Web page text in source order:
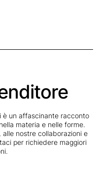
è un affascinante racconto
materia e nelle forme.
nostre collaborazioni e
per richiedere maggiori